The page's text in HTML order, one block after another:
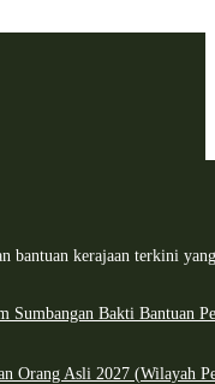
bantuan kerajaan terkini
Sumbangan Bakti Bantuan
Orang Asli 2027 (Wilayah